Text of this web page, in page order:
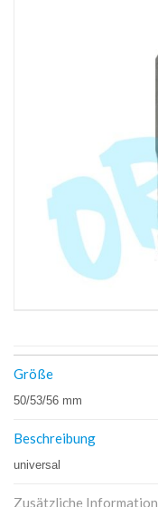
Größe
50/53/56 mm
Beschreibung
universal
Zusätzliche Information